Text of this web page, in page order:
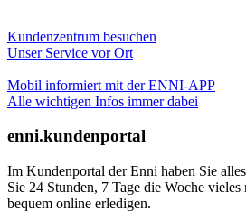
Kundenzentrum besuchen
Unser Service vor Ort
Mobil informiert mit der ENNI-APP
Alle wichtigen Infos immer dabei
enni.kundenportal
Im Kundenportal der Enni haben Sie
Sie 24 Stunden, 7 Tage die Woche
bequem online erledigen.